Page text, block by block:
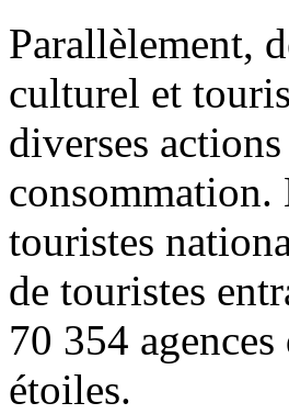
Parallèlement,
culturel et
diverses
consommation.
touristes
de touristes
70 354
étoiles.